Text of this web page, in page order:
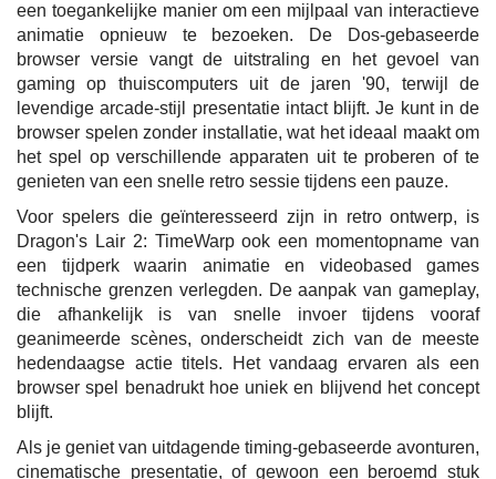
een toegankelijke manier om een mijlpaal van interactieve
animatie opnieuw te bezoeken. De Dos-gebaseerde
browser versie vangt de uitstraling en het gevoel van
gaming op thuiscomputers uit de jaren '90, terwijl de
levendige arcade-stijl presentatie intact blijft. Je kunt in de
browser spelen zonder installatie, wat het ideaal maakt om
het spel op verschillende apparaten uit te proberen of te
genieten van een snelle retro sessie tijdens een pauze.
Voor spelers die geïnteresseerd zijn in retro ontwerp, is
Dragon's Lair 2: TimeWarp ook een momentopname van
een tijdperk waarin animatie en videobased games
technische grenzen verlegden. De aanpak van gameplay,
die afhankelijk is van snelle invoer tijdens vooraf
geanimeerde scènes, onderscheidt zich van de meeste
hedendaagse actie titels. Het vandaag ervaren als een
browser spel benadrukt hoe uniek en blijvend het concept
blijft.
Als je geniet van uitdagende timing-gebaseerde avonturen,
cinematische presentatie, of gewoon een beroemd stuk